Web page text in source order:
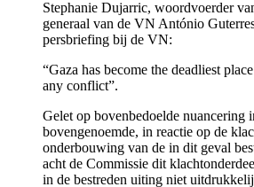
Stephanie Dujarric, woordvoerder
generaal van de VN António
persbriefing bij de VN:
“Gaza has become the deadliest
any conflict”.
Gelet op bovenbedoelde nuancering
bovengenoemde, in reactie op de
onderbouwing van de in dit geval
acht de Commissie dit
in de bestreden uiting niet